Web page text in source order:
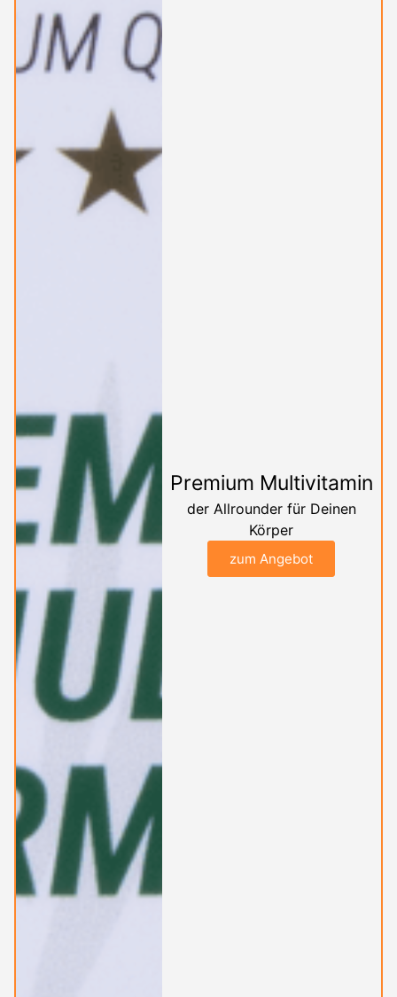
Premium Multivitamin
der Allrounder für Deinen
Körper
zum Angebot